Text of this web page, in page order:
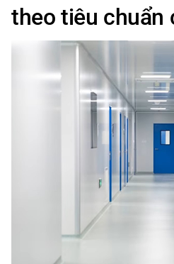
theo tiêu chuẩn